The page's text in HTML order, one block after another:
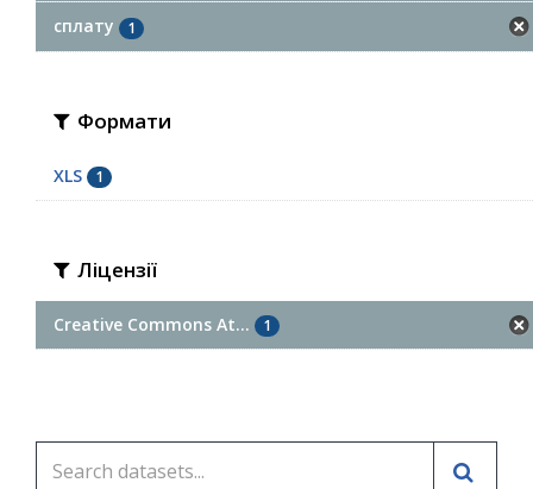
сплату 1
Формати
XLS 1
Ліцензії
Creative Commons At... 1